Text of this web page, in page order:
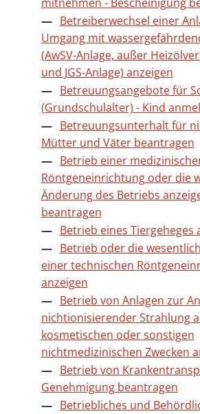
Betreiberwechsel einer
Umgang mit
(AwSV-Anlage, außer
und JGS-Anlage) anzeigen
Betreuungsangebote für
(Grundschulalter) - Kind
Betreuungsunterhalt für
Mütter und Väter beantragen
Betrieb einer
Röntgeneinrichtung oder die
Änderung des Betriebs
beantragen
Betrieb eines Tiergeheges
Betrieb oder die
einer technischen
anzeigen
Betrieb von Anlagen zur
nichtionisierender Strahlung
kosmetischen oder sonstigen
nichtmedizinischen Zwecken
Betrieb von
Genehmigung beantragen
Betriebliches und